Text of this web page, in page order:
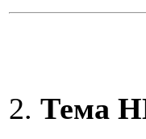
2. Тема